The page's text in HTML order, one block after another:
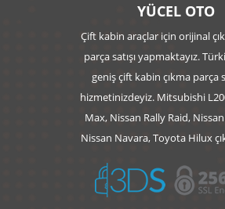
YÜCEL OTO
Çift kabin araçlar için orijinal
parça satışı yapmaktayız.
geniş çift kabin çıkma parça
hizmetinizdeyiz. Mitsubishi
Max, Nissan Rally Raid,
Nissan Navara, Toyota Hilux